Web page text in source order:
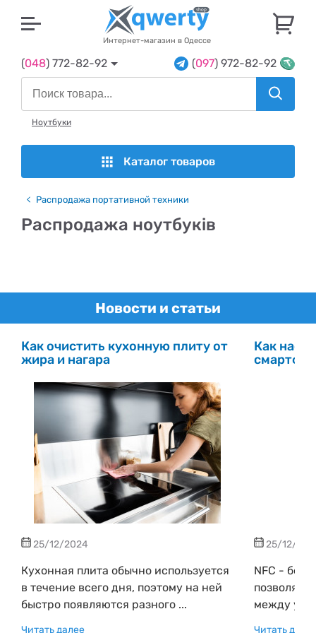
Интернет-магазин в Одессе
(048) 772-82-92 (097) 972-82-92
Ноутбуки
Каталог товаров
Распродажа портативной техники
Распродажа ноутбуків
Новости и статьи
Как очистить кухонную плиту от
жира и нагара
25/12/2024
Кухонная плита обычно используется
в течение всего дня, поэтому на ней
быстро появляются разного ...
Читать далее
Как
25/12/
NFC -
между
Читать